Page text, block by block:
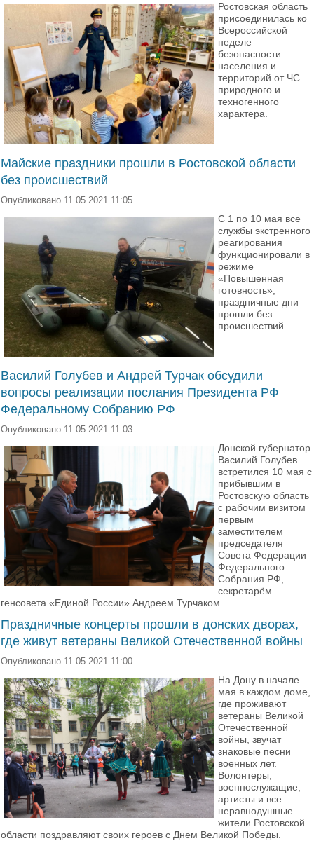
Ростовская область
присоединилась ко
Всероссийской
неделе
безопасности
населения и
территорий от ЧС
природного и
техногенного
характера.
Майские праздники прошли в Ростовской области
без происшествий
Опубликовано 11.05.2021 11:05
С 1 по 10 мая все
службы экстренного
реагирования
функционировали в
режиме
«Повышенная
готовность»,
праздничные дни
прошли без
происшествий.
Василий Голубев и Андрей Турчак обсудили
вопросы реализации послания Президента РФ
Федеральному Собранию РФ
Опубликовано 11.05.2021 11:03
Донской губернатор
Василий Голубев
встретился 10 мая с
прибывшим в
Ростовскую область
с рабочим визитом
первым
заместителем
председателя
Совета Федерации
Федерального
Собрания РФ,
секретарём
генсовета «Единой России» Андреем Турчаком.
Праздничные концерты прошли в донских дворах,
где живут ветераны Великой Отечественной войны
Опубликовано 11.05.2021 11:00
На Дону в начале
мая в каждом доме,
где проживают
ветераны Великой
Отечественной
войны, звучат
знаковые песни
военных лет.
Волонтеры,
военнослужащие,
артисты и все
неравнодушные
жители Ростовской
области поздравляют своих героев с Днем Великой Победы.